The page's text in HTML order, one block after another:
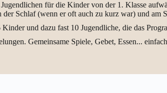
Jugendlichen für die Kinder von der 1. Klasse
Schlaf (wenn er oft auch zu kurz war) und am
und dazu fast 10 Jugendliche, die das
Gemeinsame Spiele, Gebet, Essen...